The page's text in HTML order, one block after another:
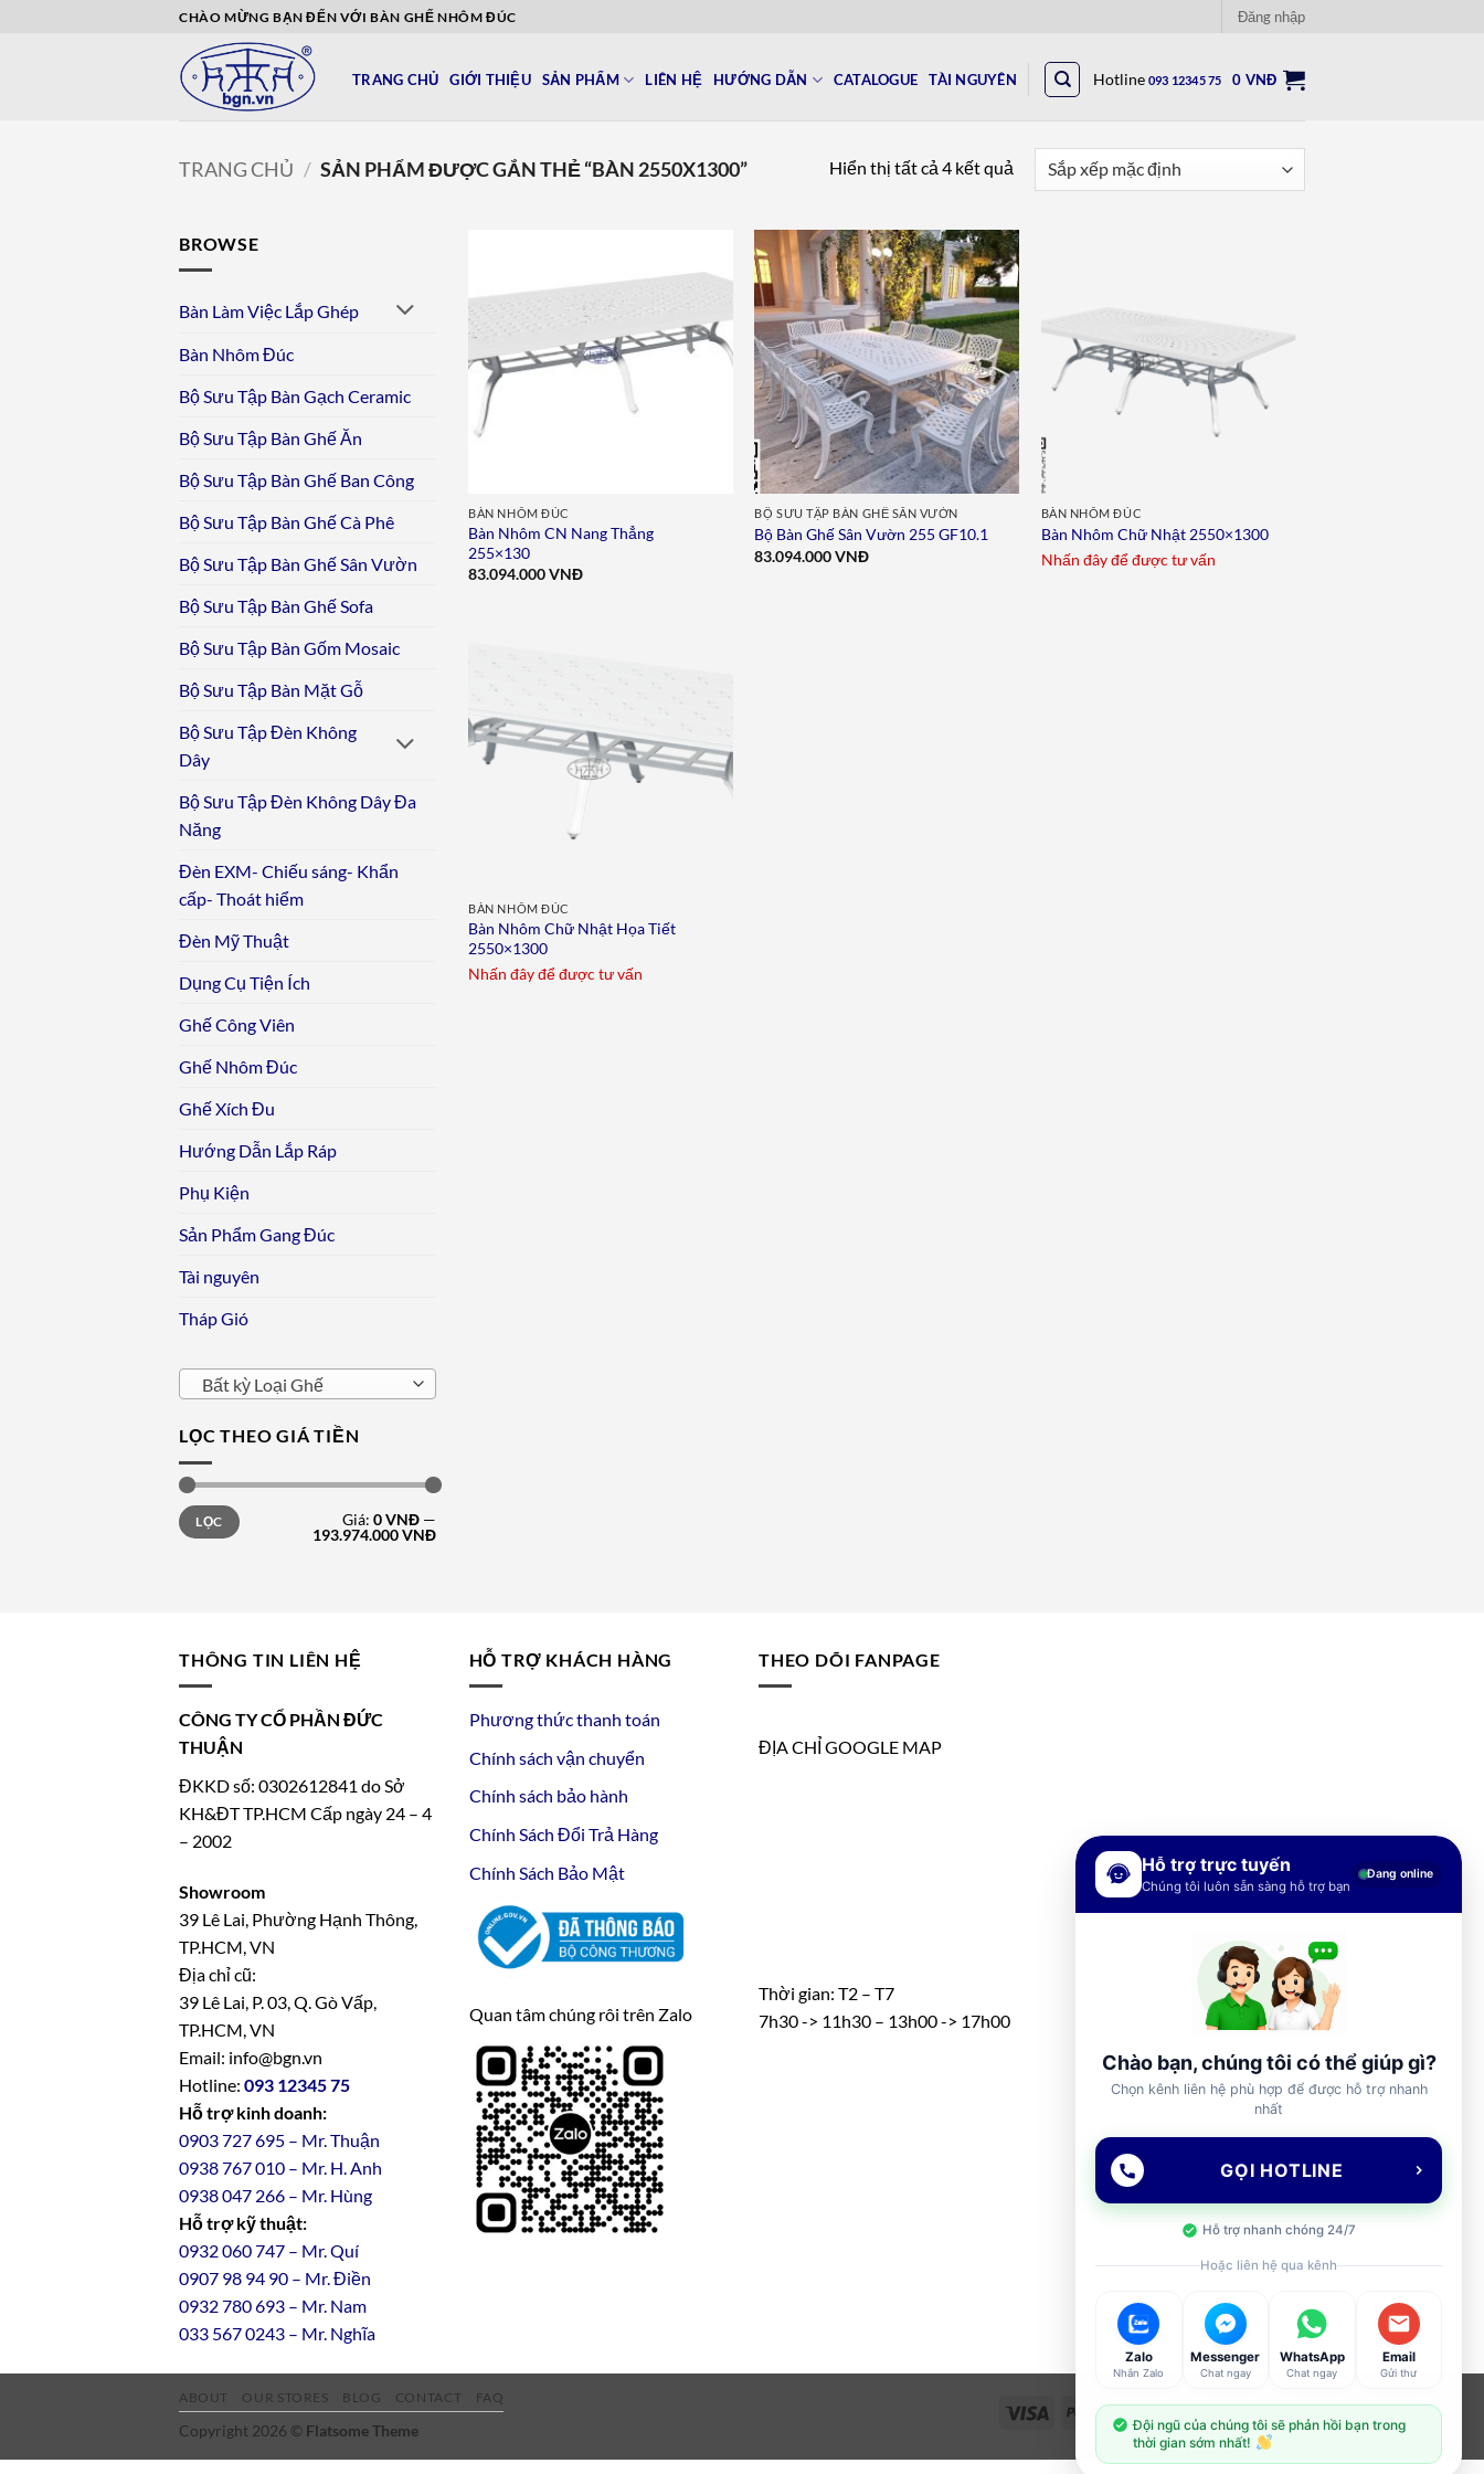
CHÀO MỪNG BẠN ĐẾN VỚI BÀN GHẾ NHÔM ĐÚC Đăng nhập
TRANG CHỦ GIỚI THIỆU SẢN PHẨM LIÊN HỆ HƯỚNG DẪN CATALOGUE TÀI NGUYÊN Hotline 093 12345 75 0 VNĐ
TRANG CHỦ / SẢN PHẨM ĐƯỢC GẮN THẺ “BÀN 2550X1300” Hiển thị tất cả 4 kết quả
BROWSE
Bàn Làm Việc Lắp Ghép
Bàn Nhôm Đúc
Bộ Sưu Tập Bàn Gạch Ceramic
Bộ Sưu Tập Bàn Ghế Ăn
Bộ Sưu Tập Bàn Ghế Ban Công
Bộ Sưu Tập Bàn Ghế Cà Phê
Bộ Sưu Tập Bàn Ghế Sân Vườn
Bộ Sưu Tập Bàn Ghế Sofa
Bộ Sưu Tập Bàn Gốm Mosaic
Bộ Sưu Tập Bàn Mặt Gỗ
Bộ Sưu Tập Đèn Không
Dây
Bộ Sưu Tập Đèn Không Dây Đa
Năng
Đèn EXM- Chiếu sáng- Khẩn
cấp- Thoát hiểm
Đèn Mỹ Thuật
Dụng Cụ Tiện Ích
Ghế Công Viên
Ghế Nhôm Đúc
Ghế Xích Đu
Hướng Dẫn Lắp Ráp
Phụ Kiện
Sản Phẩm Gang Đúc
Tài nguyên
Tháp Gió
Bất kỳ Loại Ghế
LỌC THEO GIÁ TIỀN
Giá
tối
thiểu
Giá
tối
đa
LỌC Giá: 0 VNĐ—
193.974.000 VNĐ
BÀN NHÔM ĐÚC
Bàn Nhôm CN Nang Thẳng
255×130
83.094.000VNĐ
Add to
wishlist
BỘ SƯU TẬP BÀN GHẾ SÂN VƯỜN
Bộ Bàn Ghế Sân Vườn 255 GF10.1
83.094.000VNĐ
BÀN NHÔM ĐÚC
Bàn Nhôm Chữ Nhật 2550×1300
Nhấn đây để được tư vấn
BÀN NHÔM ĐÚC
Bàn Nhôm Chữ Nhật Họa Tiết
2550×1300
Nhấn đây để được tư vấn
THÔNG TIN LIÊN HỆ
CÔNG TY CỔ PHẦN ĐỨC
THUẬN
ĐKKD số: 0302612841 do Sở
KH&ĐT TP.HCM Cấp ngày 24 – 4
– 2002
Showroom
39 Lê Lai, Phường Hạnh Thông,
TP.HCM, VN
Địa chỉ cũ:
39 Lê Lai, P. 03, Q. Gò Vấp,
TP.HCM, VN
Email: info@bgn.vn
Hotline: 093 12345 75
Hỗ trợ kinh doanh:
0903 727 695 – Mr. Thuận
0938 767 010 – Mr. H. Anh
0938 047 266 – Mr. Hùng
Hỗ trợ kỹ thuật:
0932 060 747 – Mr. Quí
0907 98 94 90 – Mr. Điền
0932780693 – Mr. Nam
033 567 0243 – Mr. Nghĩa
HỖ TRỢ KHÁCH HÀNG
Phương thức thanh toán
Chính sách vận chuyển
Chính sách bảo hành
Chính Sách Đổi Trả Hàng
Chính Sách Bảo Mật
Quan tâm chúng rôi trên Zalo
THEO DÕI FANPAGE
ĐỊA CHỈ GOOGLE MAP
Thời gian: T2 – T7
7h30 -> 11h30 – 13h00 -> 17h00
Visa PayPal Stripe MasterCard
Cash
On
Delivery
ABOUT OUR STORES BLOG CONTACT FAQ
Copyright 2026 © Flatsome Theme
Hỗ trợ trực tuyến
Chúng tôi luôn sẵn sàng hỗ trợ bạn
Đang online
Chào bạn, chúng tôi có thể giúp gì?
Chọn kênh liên hệ phù hợp để được hỗ trợ nhanh
nhất
GỌI HOTLINE
Hỗ trợ nhanh chóng 24/7
Hoặc liên hệ qua kênh
Zalo
Nhắn Zalo
Messenger
Chat ngay
WhatsApp
Chat ngay
Email
Gửi thư
Đội ngũ của chúng tôi sẽ phản hồi bạn trong
thời gian sớm nhất!